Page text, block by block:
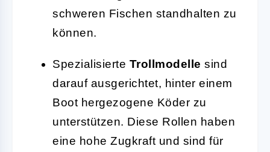
schweren Fischen standhalten zu
können.
Spezialisierte Trollmodelle sind
darauf ausgerichtet, hinter einem
Boot hergezogene Köder zu
unterstützen. Diese Rollen haben
eine hohe Zugkraft und sind für